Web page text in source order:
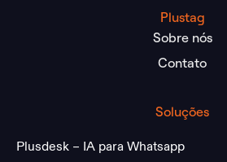
Plustag
Sobre nós
Contato
Soluções
Plusdesk – IA para Whatsapp